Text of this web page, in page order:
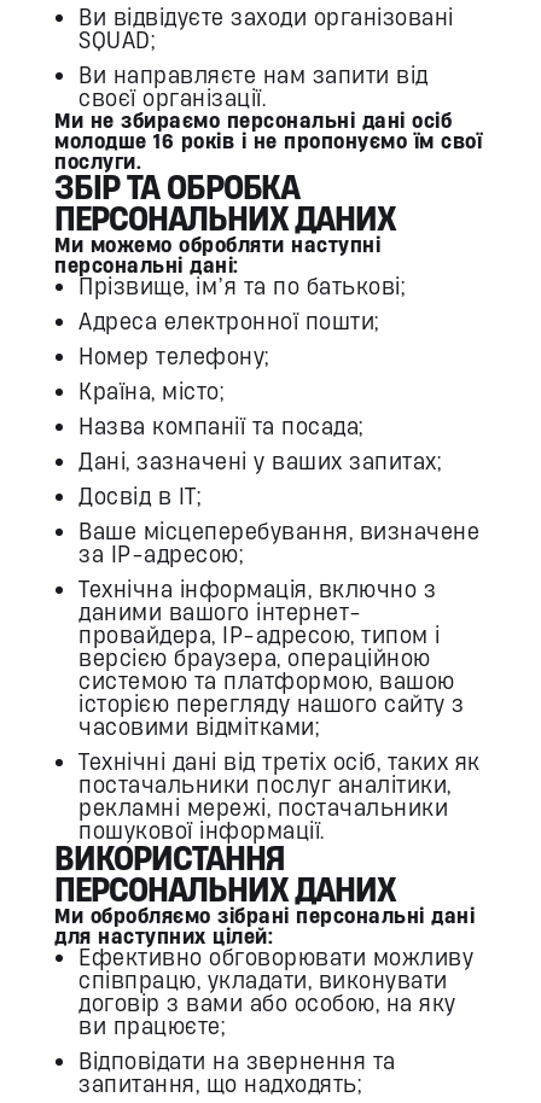
Ви відвідуєте заходи організовані
SQUAD;
Ви направляєте нам запити від
своєї організації.
Ми не збираємо персональні дані осіб
молодше 16 років і не пропонуємо їм свої
послуги.
ЗБІР ТА ОБРОБКА
ПЕРСОНАЛЬНИХ ДАНИХ
Ми можемо обробляти наступні
персональні дані:
Прізвище, ім’я та по батькові;
Адреса електронної пошти;
Номер телефону;
Країна, місто;
Назва компанії та посада;
Дані, зазначені у ваших запитах;
Досвід в ІТ;
Ваше місцеперебування, визначене
за IP-адресою;
Технічна інформація, включно з
даними вашого інтернет-
провайдера, IP-адресою, типом і
версією браузера, операційною
системою та платформою, вашою
історією перегляду нашого сайту з
часовими відмітками;
Технічні дані від третіх осіб, таких як
постачальники послуг аналітики,
рекламні мережі, постачальники
пошукової інформації.
ВИКОРИСТАННЯ
ПЕРСОНАЛЬНИХ ДАНИХ
Ми обробляємо зібрані персональні дані
для наступних цілей:
Ефективно обговорювати можливу
співпрацю, укладати, виконувати
договір з вами або особою, на яку
ви працюєте;
Відповідати на звернення та
запитання, що надходять;